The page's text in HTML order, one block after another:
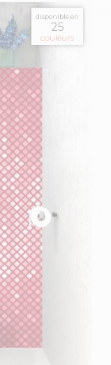
disponible en
25
couleurs